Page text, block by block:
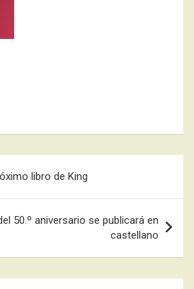
libro de King
50.º aniversario se publicará en
castellano